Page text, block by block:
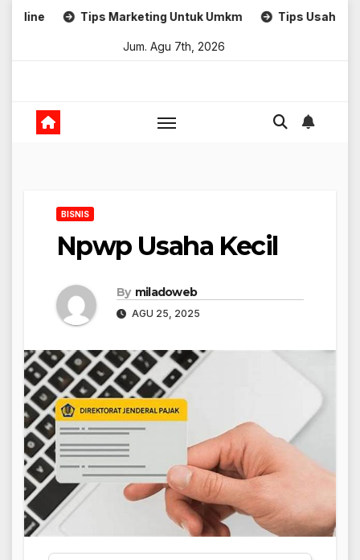
SkipTips Marketing Untuk Umkm Tips Usaha Rumahan
Jum. Agu 7th, 2026
BISNIS
Npwp Usaha Kecil
By miladoweb
AGU 25, 2025